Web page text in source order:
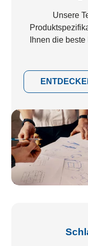
Unsere
Ihnen die